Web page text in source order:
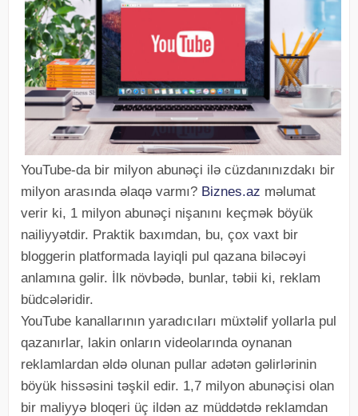
YouTube-da bir milyon abunəçi ilə cüzdanınızdakı bir
milyon arasında əlaqə varmı? Biznes.az məlumat
verir ki, 1 milyon abunəçi nişanını keçmək böyük
nailiyyətdir. Praktik baxımdan, bu, çox vaxt bir
bloggerin platformada layiqli pul qazana biləcəyi
anlamına gəlir. İlk növbədə, bunlar, təbii ki, reklam
büdcələridir.
YouTube kanallarının yaradıcıları müxtəlif yollarla pul
qazanırlar, lakin onların videolarında oynanan
reklamlardan əldə olunan pullar adətən gəlirlərinin
böyük hissəsini təşkil edir. 1,7 milyon abunəçisi olan
bir maliyyə bloqeri üç ildən az müddətdə reklamdan